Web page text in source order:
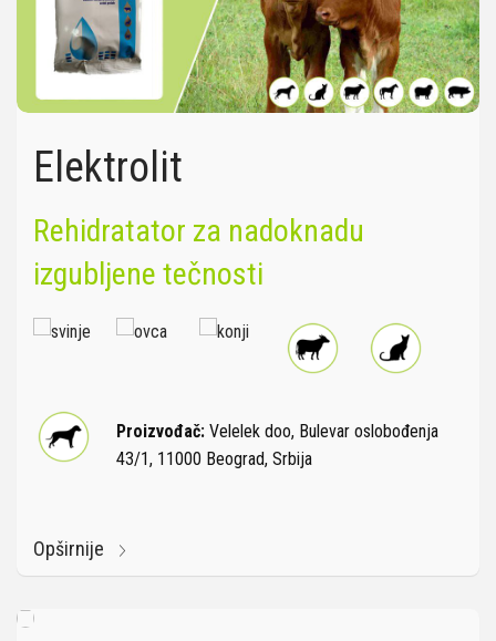
Elektrolit
Rehidratator za nadoknadu
izgubljene tečnosti
Proizvođač: Velelek doo, Bulevar oslobođenja
43/1, 11000 Beograd, Srbija
Opširnije